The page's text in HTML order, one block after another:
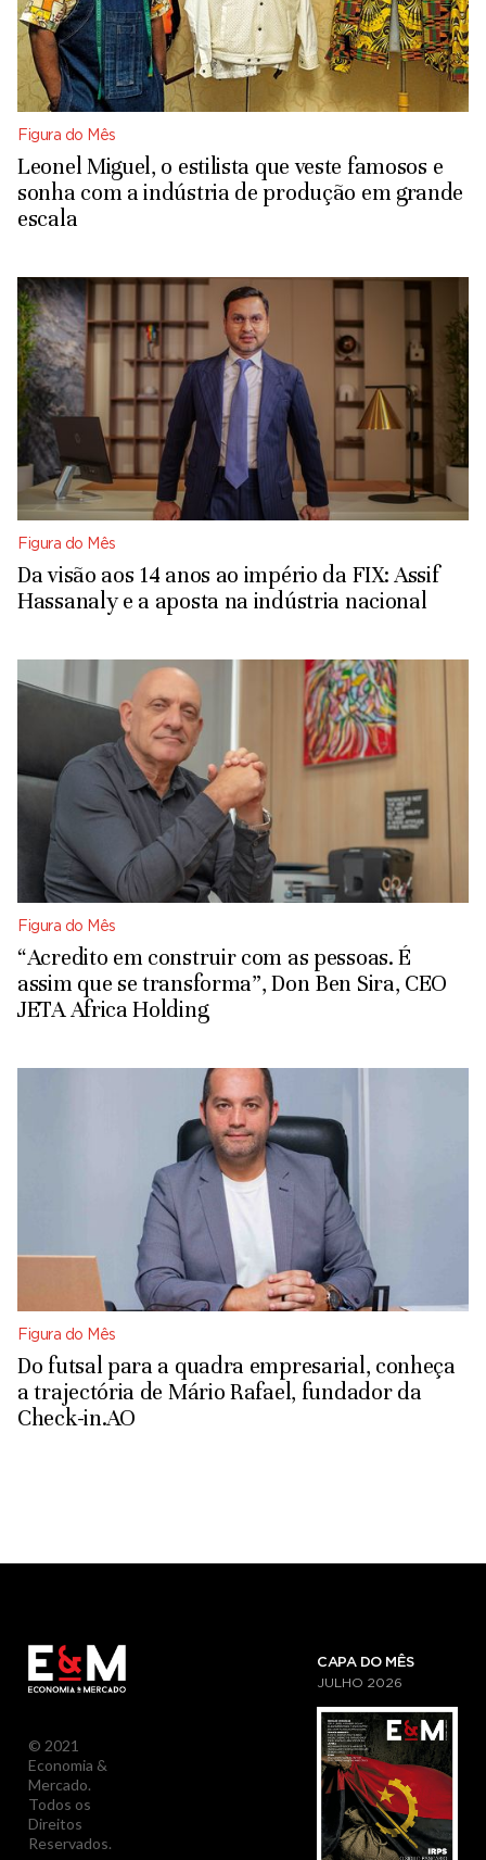
Figura do Mês
Leonel Miguel, o estilista que veste famosos e
sonha com a indústria de produção em grande
escala
Figura do Mês
Da visão aos 14 anos ao império da FIX: Assif
Hassanaly e a aposta na indústria nacional
Figura do Mês
“Acredito em construir com as pessoas. É
assim que se transforma”, Don Ben Sira, CEO
JETA Africa Holding
Figura do Mês
Do futsal para a quadra empresarial, conheça
a trajectória de Mário Rafael, fundador da
Check-in.AO
© 2021
Economia &
Mercado.
Todos os
Direitos
Reservados.
CAPA DO MÊS
JULHO 2026